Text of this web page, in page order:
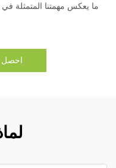
ما يعكس مهمتنا المتمثلة في